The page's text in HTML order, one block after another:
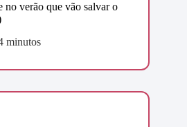
no verão que vão salvar o
minutos